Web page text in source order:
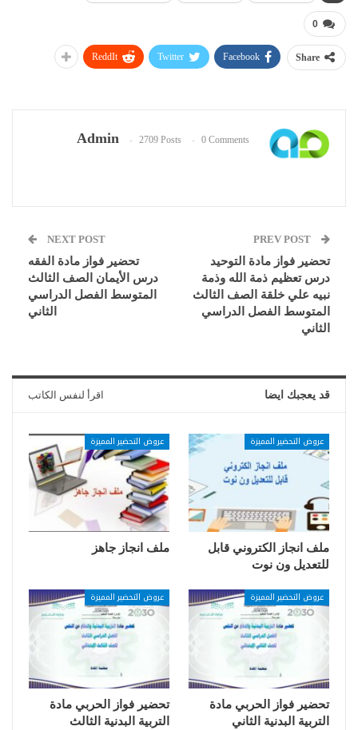
0
Share
Facebook
Twitter
ReddIt
Admin 2709 Posts 0 Comments
تحضير فواز مادة التوحيد
درس تعظيم ذمة الله وذمة
نبيه علي خلقة الصف الثالث
المتوسط الفصل الدراسي
الثاني
NEXT POST
تحضير فواز مادة الفقه
درس الأيمان الصف الثالث
المتوسط الفصل الدراسي
الثاني
قد يعجبك ايضا اقرأ لنفس الكاتب
عروض التحضير المميزة
ملف انجاز الكتروني قابل
للتعديل ون نوت
عروض التحضير المميزة
ملف انجاز جاهز
عروض التحضير المميزة
تحضير فواز الحربي مادة
التربية البدنية الثاني
عروض التحضير المميزة
تحضير فواز الحربي مادة
التربية البدنية الثالث